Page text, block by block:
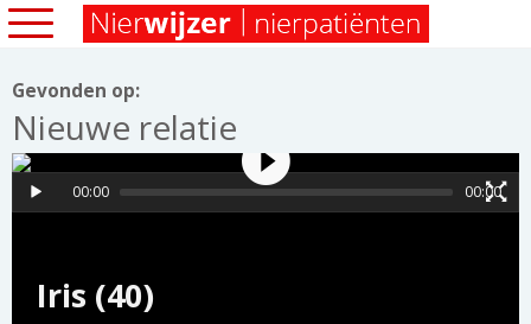
Gevonden op:
Nieuwe relatie
Iris (40)
00:00 00:00